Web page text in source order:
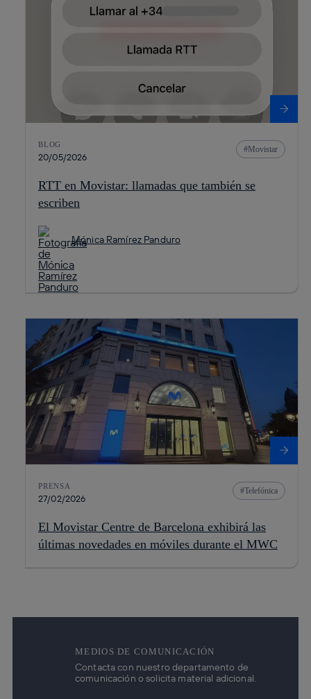
BLOG
20/05/2026
Movistar
RTT en Movistar: llamadas que también se
escriben
Mónica Ramírez Panduro
PRENSA
27/02/2026
Telefónica
El Movistar Centre de Barcelona exhibirá las
últimas novedades en móviles durante el MWC
MEDIOS DE COMUNICACIÓN
Contacta con nuestro departamento de
comunicación o solicita material adicional.